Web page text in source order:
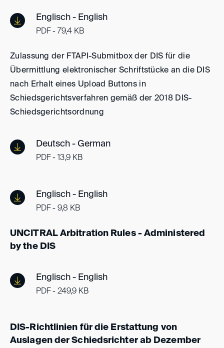
Englisch - English
PDF - 79,4 KB
Zulassung der FTAPI-Submitbox der DIS für die
Übermittlung elektronischer Schriftstücke an die DIS
nach Erhalt eines Upload Buttons in
Schiedsgerichtsverfahren gemäß der 2018 DIS-
Schiedsgerichtsordnung
Deutsch - German
PDF - 13,9 KB
Englisch - English
PDF - 9,8 KB
UNCITRAL Arbitration Rules - Administered
by the DIS
Englisch - English
PDF - 249,9 KB
DIS-Richtlinien für die Erstattung von
Auslagen der Schiedsrichter ab Dezember